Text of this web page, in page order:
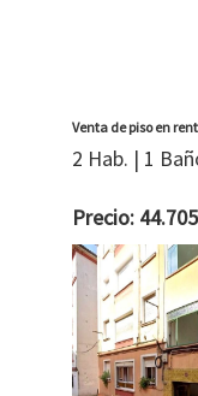
Venta de piso en
2 Hab. | 1
Precio: